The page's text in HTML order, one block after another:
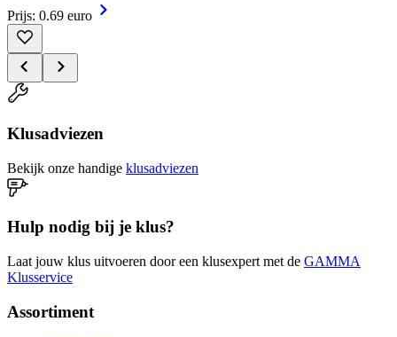
Prijs: 0.69 euro
Klusadviezen
Bekijk onze handige klusadviezen
Hulp nodig bij je klus?
Laat jouw klus uitvoeren door een klusexpert met de GAMMA
Klusservice
Assortiment